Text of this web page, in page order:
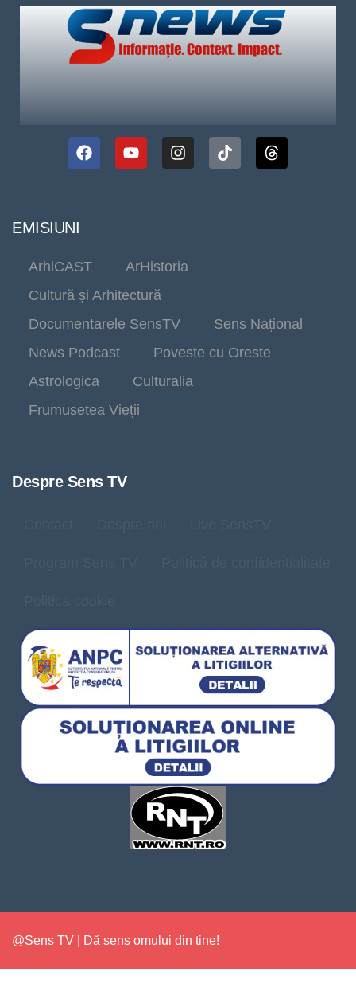
EMISIUNI
ArhiCAST
ArHistoria
Cultură și Arhitectură
Documentarele SensTV
Sens Național
News Podcast
Poveste cu Oreste
Astrologica
Culturalia
Frumusetea Vieții
Despre Sens TV
@Sens TV | Dă sens omului din tine!